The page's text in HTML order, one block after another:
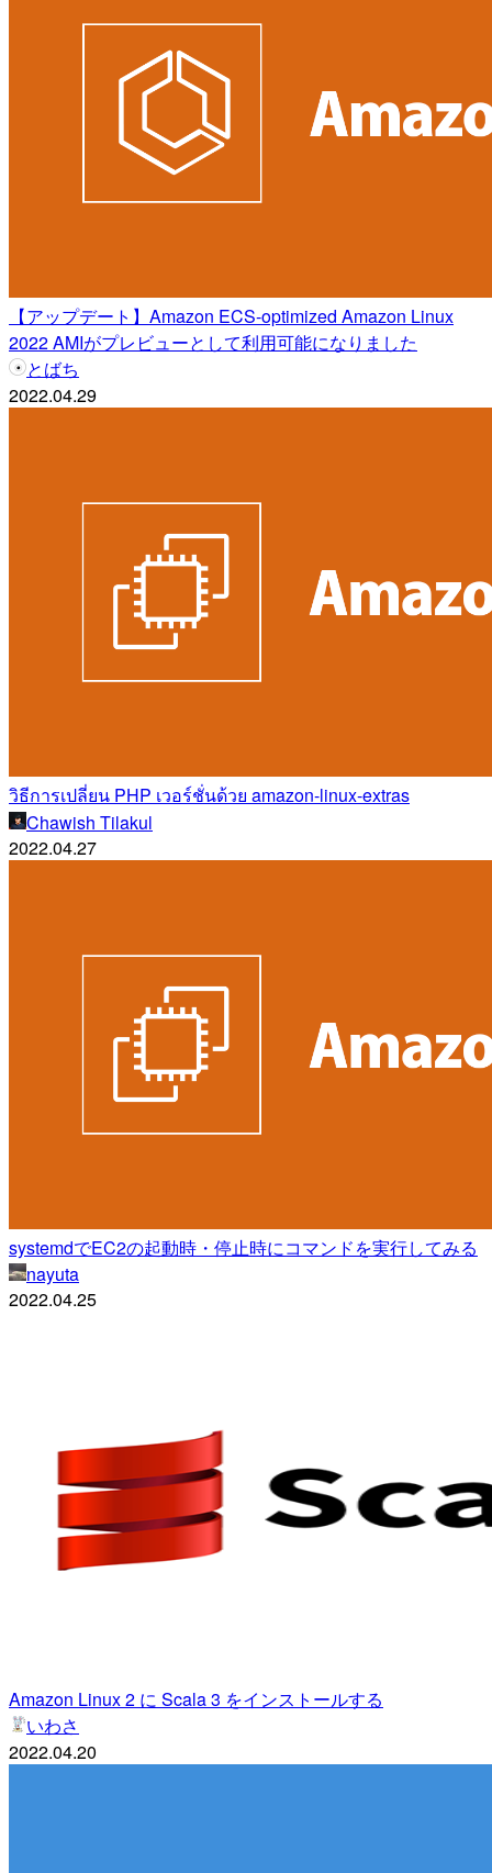
【アップデート】Amazon ECS-optimized Amazon Linux
2022 AMIがプレビューとして利用可能になりました
とばち
2022.04.29
วิธีการเปลี่ยน PHP เวอร์ชั่นด้วย amazon-linux-extras
Chawish Tilakul
2022.04.27
systemdでEC2の起動時・停止時にコマンドを実行してみる
nayuta
2022.04.25
Amazon Linux 2 に Scala 3 をインストールする
いわさ
2022.04.20